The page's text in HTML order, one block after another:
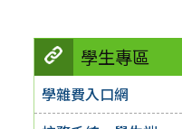
學生專區
學雜費入口網